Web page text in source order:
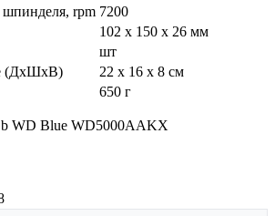
шпинделя, rpm 7200
102 x 150 x 26 мм
шт
(ДхШхВ)
22 x 16 x 8 см
650 г
WD Blue WD5000AAKX